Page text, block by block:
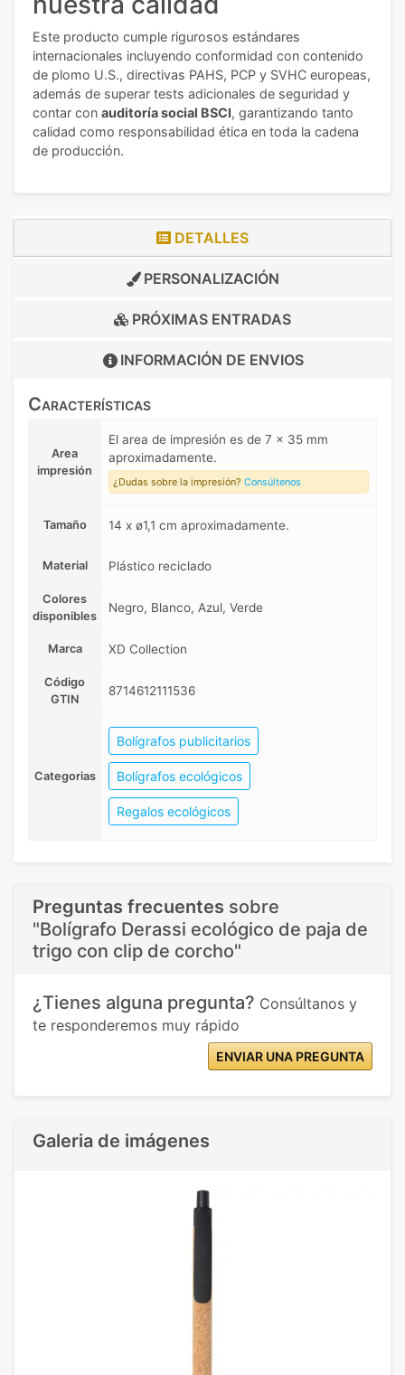
Este producto cumple rigurosos estándares
internacionales incluyendo conformidad con contenido
de plomo U.S., directivas PAHS, PCP y SVHC europeas,
además de superar tests adicionales de seguridad y
contar con auditoría social BSCI, garantizando tanto
calidad como responsabilidad ética en toda la cadena
de producción.
DETALLES
PERSONALIZACIÓN
PRÓXIMAS ENTRADAS
INFORMACIÓN DE ENVIOS
Características
Area
impresión
El area de impresión es de 7 x 35 mm
aproximadamente.
¿Dudas sobre la impresión? Consúltenos
Tamaño 14 x ø1,1 cm aproximadamente.
Material Plástico reciclado
Colores
disponibles
Negro, Blanco, Azul, Verde
Marca XD Collection
Código
GTIN
8714612111536
Categorias
Bolígrafos publicitarios
Bolígrafos ecológicos
Regalos ecológicos
Preguntas frecuentes sobre
"Bolígrafo Derassi ecológico de paja de
trigo con clip de corcho"
¿Tienes alguna pregunta? Consúltanos y
te responderemos muy rápido
ENVIAR UNA PREGUNTA
Galeria de imágenes